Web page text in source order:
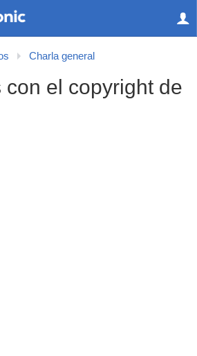
Charla general
con el copyright de